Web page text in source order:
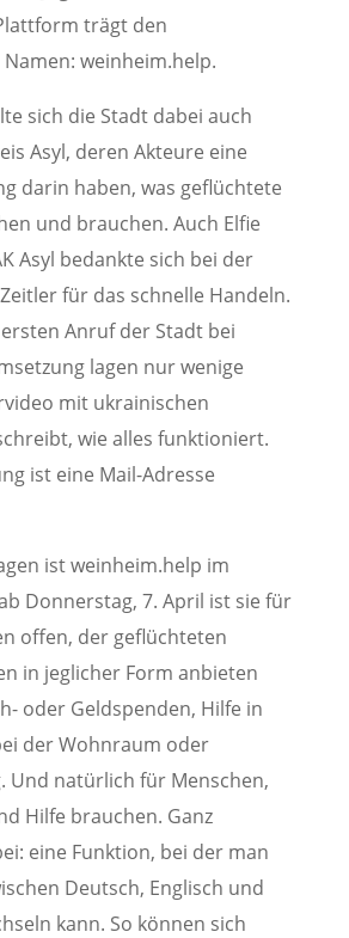
trägt den
weinheim.help.
sich die Stadt dabei auch
Asyl, deren Akteure eine
darin haben, was geflüchtete
und brauchen. Auch Elfie
Asyl bedankte sich bei der
für das schnelle Handeln.
Anruf der Stadt bei
lagen nur wenige
mit ukrainischen
wie alles funktioniert.
ist eine Mail-Adresse
ist weinheim.help im
Donnerstag, 7. April ist sie für
offen, der geflüchteten
in jeglicher Form anbieten
oder Geldspenden, Hilfe in
der Wohnraum oder
Und natürlich für Menschen,
Hilfe brauchen. Ganz
eine Funktion, bei der man
Deutsch, Englisch und
kann. So können sich